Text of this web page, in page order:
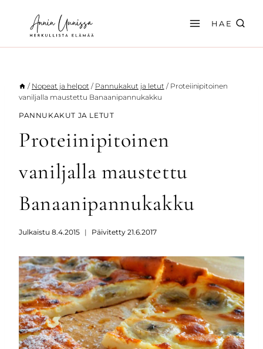
sisältöön
HAE
/ Nopeat ja helpot / Pannukakut ja letut / Proteiinipitoinen
vaniljalla maustettu Banaanipannukakku
PANNUKAKUT JA LETUT
Proteiinipitoinen
vaniljalla maustettu
Banaanipannukakku
Julkaistu 8.4.2015 Päivitetty 21.6.2017